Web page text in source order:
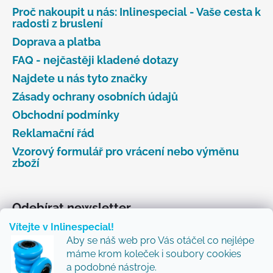
Vítejte v Inlinespecial!
Aby se náš web pro Vás otáčel co nejlépe
máme krom koleček i soubory cookies
a podobné nástroje.
Proč nakoupit u nás: Inlinespecial - Vaše cesta k
radosti z bruslení
Doprava a platba
FAQ - nejčastěji kladené dotazy
Najdete u nás tyto značky
Zásady ochrany osobních údajů
Obchodní podmínky
Reklamační řád
Vzorový formulář pro vrácení nebo výměnu
zboží
Odebírat newsletter
Vložte svůj e-mail a my vám budeme zasílat informace
o nových produktech na našem e-shopu.
Přidejte se k nám a my Vám budeme zasílat ty nejlepší